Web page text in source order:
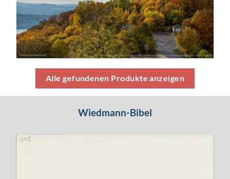
Alle gefundenen Produkte anzeigen
Wiedmann-Bibel